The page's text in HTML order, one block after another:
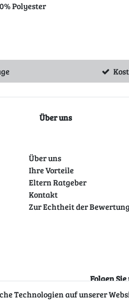
Polyester
Über uns
Über uns
Ihre Vorteile
Eltern Ratgeber
Kontakt
Zur Echtheit der
Folgen Sie
Technologien auf unserer